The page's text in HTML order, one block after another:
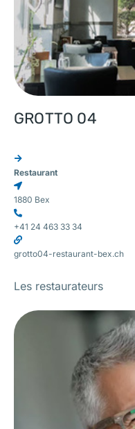
GROTTO 04
Restaurant
1880 Bex
+41 24 463 33 34
grotto04-restaurant-bex.ch
Les restaurateurs